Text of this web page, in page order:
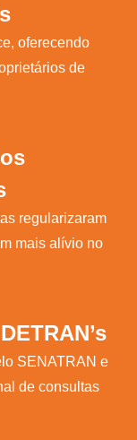
oferecendo
de
regularizaram
mais alívio no
SENATRAN e
de consultas